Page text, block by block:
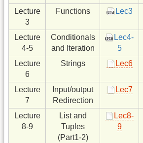
Lecture
3
Functions Lec3
Lecture
4-5
Conditionals
and Iteration
Lec4-
5
Lecture
6
Strings Lec6
Lecture
7
Input/output
Redirection
Lec7
Lecture
8-9
List and
Tuples
(Part1-2)
Lec8-
9